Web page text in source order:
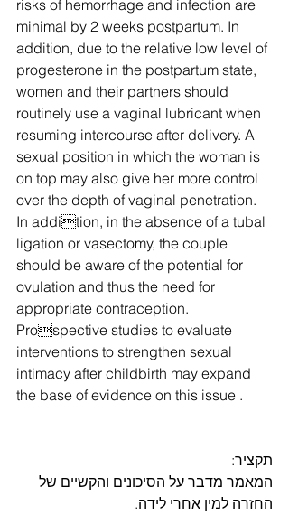
risks of hemorrhage and infection are
minimal by 2 weeks postpartum. In
addition, due to the relative low level of
progesterone in the postpartum state,
women and their partners should
routinely use a vaginal lubricant when
resuming intercourse after delivery. A
sexual position in which the woman is
on top may also give her more control
over the depth of vaginal penetration.
In addition, in the absence of a tubal
ligation or vasectomy, the couple
should be aware of the potential for
ovulation and thus the need for
appropriate contraception.
Prospective studies to evaluate
interventions to strengthen sexual
intimacy after childbirth may expand
the base of evidence on this issue .
תקציר:
המאמר מדבר על הסיכונים והקשיים של
החזרה למין אחרי לידה.